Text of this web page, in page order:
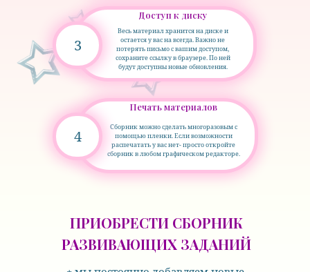
Доступ к диску
Печать материалов
Весь материал хранится на диске и
остается у вас на всегда. Важно не
потерять письмо с вашим доступом,
сохраните ссылку в браузере. По ней
будут доступны новые обновления.
Сборник можно сделать многоразовым с
помощью пленки. Если возможности
распечатать у вас нет- просто откройте
сборник в любом графическом редакторе.
3
4
ПРИОБРЕСТИ СБОРНИК
РАЗВИВАЮЩИХ ЗАДАНИЙ